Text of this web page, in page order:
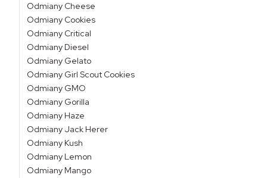
Odmiany Cheese
Odmiany Cookies
Odmiany Critical
Odmiany Diesel
Odmiany Gelato
Odmiany Girl Scout Cookies
Odmiany GMO
Odmiany Gorilla
Odmiany Haze
Odmiany Jack Herer
Odmiany Kush
Odmiany Lemon
Odmiany Mango